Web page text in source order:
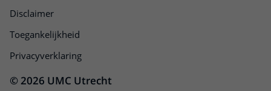
© 2026 UMC Utrecht
Disclaimer
Toegankelijkheid
Privacyverklaring